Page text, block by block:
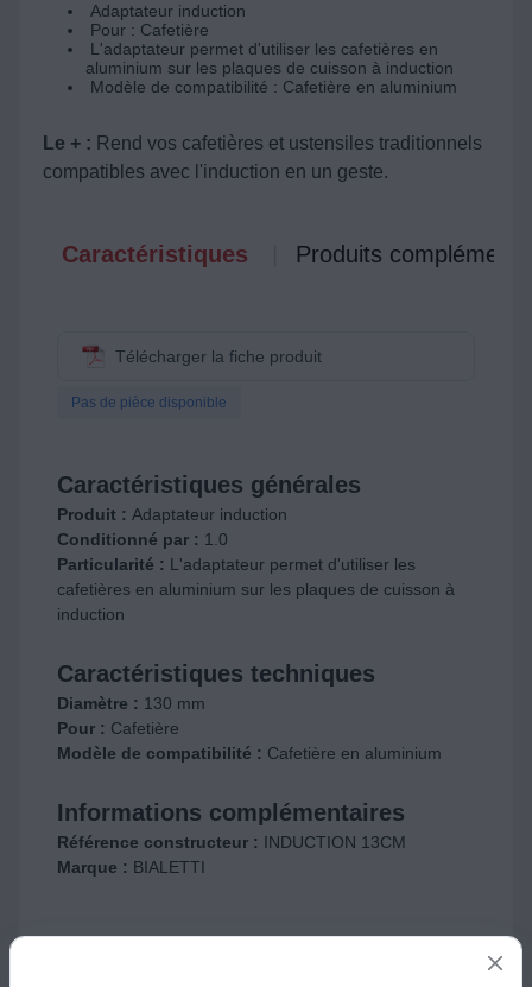
Adaptateur induction
Pour : Cafetière
L'adaptateur permet d'utiliser les cafetières en
aluminium sur les plaques de cuisson à induction
Modèle de compatibilité : Cafetière en aluminium
Le + : Rend vos cafetières et ustensiles traditionnels
compatibles avec l'induction en un geste.
Caractéristiques Produits
Télécharger la fiche produit
Pas de pièce disponible
Caractéristiques générales
Produit : Adaptateur induction
Conditionné par : 1.0
Particularité : L'adaptateur permet d'utiliser les
cafetières en aluminium sur les plaques de cuisson à
induction
Caractéristiques techniques
Diamètre : 130 mm
Pour : Cafetière
Modèle de compatibilité : Cafetière en aluminium
Informations complémentaires
Référence constructeur : INDUCTION 13CM
Marque : BIALETTI